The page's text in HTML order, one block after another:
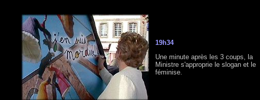
19h34
Une minute après les 3 coups, la
Ministre s'approprie le slogan et le
féminise.